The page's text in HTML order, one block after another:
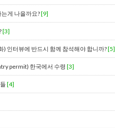
는게 나을까요?[9]
[3]
) 인터뷰에 반드시 함께 참석해야 합니까?[5]
permit) 한국에서 수령[3]
들[4]